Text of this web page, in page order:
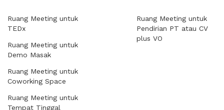
Ruang Meeting untuk
TEDx
Ruang Meeting untuk
Demo Masak
Ruang Meeting untuk
Coworking Space
Ruang Meeting untuk
Tempat Tinggal
Ruang Meeting untuk
Pendirian PT atau CV
plus VO